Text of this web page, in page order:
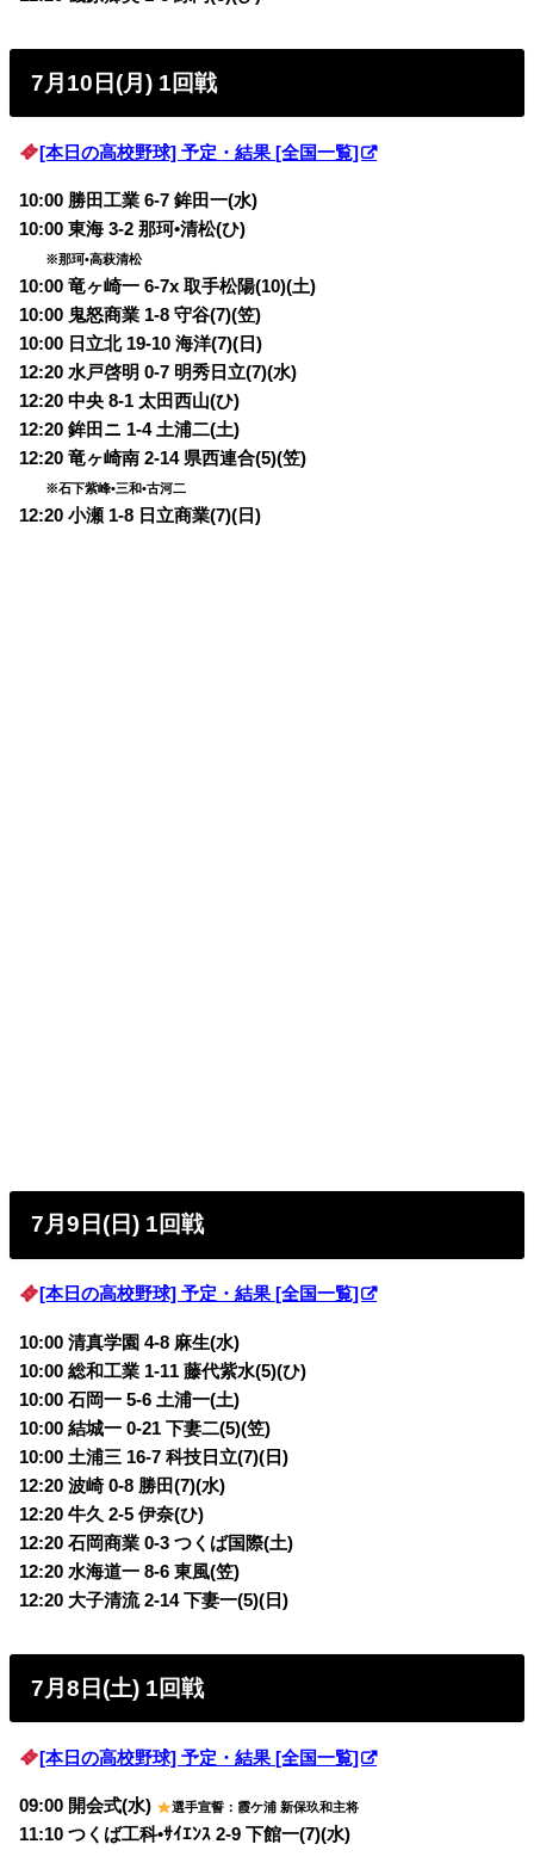
7月10日(月) 1回戦
[本日の高校野球] 予定・結果 [全国一覧]
10:00 勝田工業 6-7 鉾田一(水)
10:00 東海 3-2 那珂•清松(ひ)
※那珂•高萩清松
10:00 竜ヶ崎一 6-7x 取手松陽(10)(土)
10:00 鬼怒商業 1-8 守谷(7)(笠)
10:00 日立北 19-10 海洋(7)(日)
12:20 水戸啓明 0-7 明秀日立(7)(水)
12:20 中央 8-1 太田西山(ひ)
12:20 鉾田ニ 1-4 土浦二(土)
12:20 竜ヶ崎南 2-14 県西連合(5)(笠)
※石下紫峰•三和•古河二
12:20 小瀬 1-8 日立商業(7)(日)
7月9日(日) 1回戦
[本日の高校野球] 予定・結果 [全国一覧]
10:00 清真学園 4-8 麻生(水)
10:00 総和工業 1-11 藤代紫水(5)(ひ)
10:00 石岡一 5-6 土浦一(土)
10:00 結城一 0-21 下妻二(5)(笠)
10:00 土浦三 16-7 科技日立(7)(日)
12:20 波崎 0-8 勝田(7)(水)
12:20 牛久 2-5 伊奈(ひ)
12:20 石岡商業 0-3 つくば国際(土)
12:20 水海道一 8-6 東風(笠)
12:20 大子清流 2-14 下妻一(5)(日)
7月8日(土) 1回戦
[本日の高校野球] 予定・結果 [全国一覧]
09:00 開会式(水) 選手宣誓：霞ケ浦 新保玖和主将
11:10 つくば工科•ｻｲｴﾝｽ 2-9 下館一(7)(水)